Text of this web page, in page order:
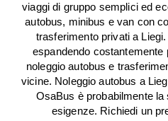
viaggi di gruppo semplici ed
autobus, minibus e van con
trasferimento privati a
espandendo
noleggio autobus e
vicine. Noleggio autobus a
OsaBus è probabilmente
esigenze. Richiedi un